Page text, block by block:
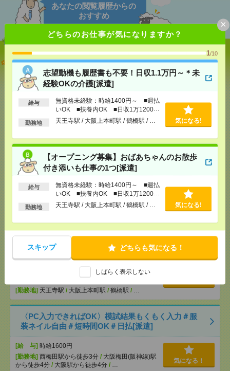
どちらのお仕事が気になりますか？
1/10
志望動機も履歴書も不要！日収1.1万円～＊未
経験OKの介護[派遣]
給与
無資格未経験：時給1400円～ ■週払
いOK ■扶養内OK ■日収1万1200円
以上
勤務地 天王寺駅 / 大阪上本町駅 / 鶴橋駅 / … 気になる!
【オープニング募集】おばあちゃんのお散歩
付き添いも仕事の1つ[派遣]
給与
無資格未経験：時給1400円～ ■週払
いOK ■扶養内OK ■日収1万1200円
以上
勤務地 天王寺駅 / 大阪上本町駅 / 鶴橋駅 / … 気になる!
スキップ どちらも気になる！
しばらく表示しない
×
あなたの閲覧履歴からの
おすすめ
志望動機も履歴書も不要！日収1.1万円～＊未経験OK
の介護[派遣]
[給 与]無資格未経験：時給1400円～ ■週払い
OK ■扶養内OK ■日収1万1200円以上
交通費全額支給
[勤務地]天王寺駅/大阪上本町駅/鶴橋駅/…
気になる！
【オープニング募集】おばあちゃんのお散歩付き添
いも仕事の1つ[派遣]
[給 与]無資格未経験：時給1400円～ ■週払い
OK ■扶養内OK ■日収1万1200円以上
交通費全額支給
[勤務地]天王寺駅/大阪上本町駅/鶴橋駅/…
気になる！
説明会参加で全員に【現金2千円相当プレゼント】生
活のお手伝い[派遣]
[給 与]無資格未経験：時給1400円～ ■週払い
OK ■扶養内OK ■日収1万1200円以上
交通費全額支給
[勤務地] 天王寺駅 / 大阪上本町駅 / 鶴橋駅 / …
〈PC入力できればOK〉模試結果もくもく入力＃服
装ネイル自由＃短時間OK＃日払[派遣]
[給 与] 時給1600円
[勤務地] 西梅田駅から徒歩3分 / 大阪梅田(阪神線)駅
から徒歩4分 / 大阪駅から徒歩4分 / …
気になる！